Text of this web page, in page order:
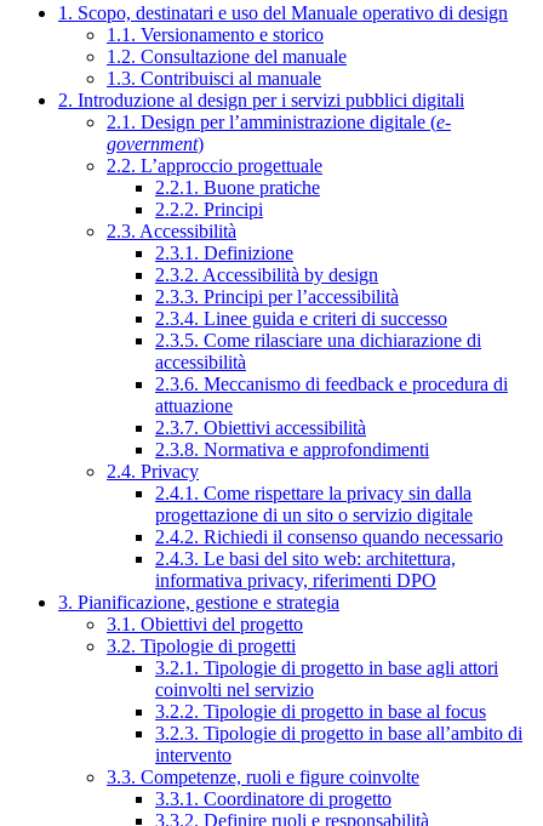
1. Scopo, destinatari e uso del Manuale operativo di design
1.1. Versionamento e storico
1.2. Consultazione del manuale
1.3. Contribuisci al manuale
2. Introduzione al design per i servizi pubblici digitali
2.1. Design per l’amministrazione digitale (e-
government)
2.2. L’approccio progettuale
2.2.1. Buone pratiche
2.2.2. Principi
2.3. Accessibilità
2.3.1. Definizione
2.3.2. Accessibilità by design
2.3.3. Principi per l’accessibilità
2.3.4. Linee guida e criteri di successo
2.3.5. Come rilasciare una dichiarazione di
accessibilità
2.3.6. Meccanismo di feedback e procedura di
attuazione
2.3.7. Obiettivi accessibilità
2.3.8. Normativa e approfondimenti
2.4. Privacy
2.4.1. Come rispettare la privacy sin dalla
progettazione di un sito o servizio digitale
2.4.2. Richiedi il consenso quando necessario
2.4.3. Le basi del sito web: architettura,
informativa privacy, riferimenti DPO
3. Pianificazione, gestione e strategia
3.1. Obiettivi del progetto
3.2. Tipologie di progetti
3.2.1. Tipologie di progetto in base agli attori
coinvolti nel servizio
3.2.2. Tipologie di progetto in base al focus
3.2.3. Tipologie di progetto in base all’ambito di
intervento
3.3. Competenze, ruoli e figure coinvolte
3.3.1. Coordinatore di progetto
3.3.2. Definire ruoli e responsabilità